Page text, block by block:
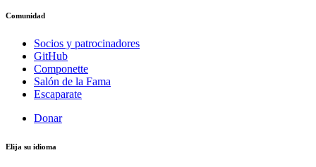
Comunidad
Socios y patrocinadores
GitHub
Componette
Salón de la Fama
Escaparate
Donar
Elija su idioma